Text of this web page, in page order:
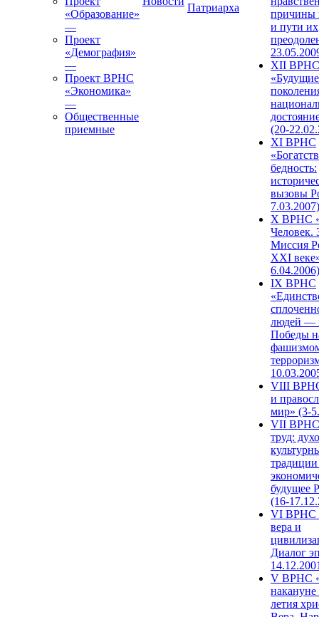
«Образование»
—
Проект
«Демография»
—
Проект ВРНС
«Экономика»
—
Общественные
приемные
Патриарха
причины
и пути их
XII ВРНС
«Будущие
(20-
XI ВРНС
бедность:
вызовы
7.03.2007)
X ВРНС
Человек.
Миссия
XXI
6.04.2006)
IX ВРНС
людей —
Победы
VIII
и
мир» (3-
VII ВРНС
труд:
будущее
(16-
VI ВРНС
вера и
Диалог
V ВРНС
накануне
летия